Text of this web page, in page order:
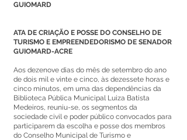
GUIOMARD
ATA DE CRIAÇÃO E POSSE DO CONSELHO DE
TURISMO E EMPREENDEDORISMO DE SENADOR
GUIOMARD-ACRE
Aos dezenove dias do mês de setembro do ano
de dois mil e vinte e cinco, às dezessete horas e
cinco minutos, em uma das dependências da
Biblioteca Pública Municipal Luiza Batista
Medeiros, reuniu-se, os segmentos da
sociedade civil e poder público convocados para
participarem da escolha e posse dos membros
do Conselho Municipal de Turismo e